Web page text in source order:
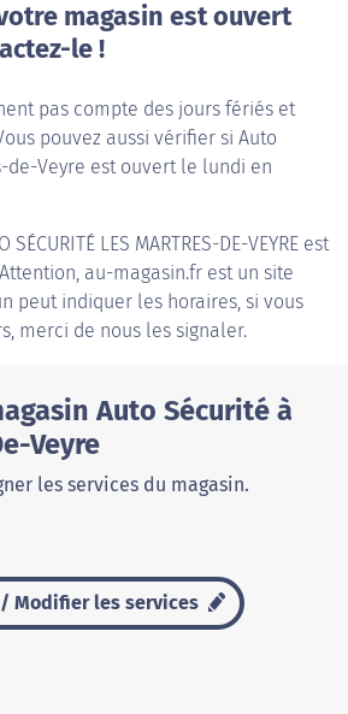
magasin est ouvert
le !
pas compte des jours fériés et
pouvez aussi vérifier si Auto
de-Veyre est ouvert le lundi en
SÉCURITÉ LES MARTRES-DE-VEYRE est
au-magasin.fr est un site
peut indiquer les horaires, si vous
merci de nous les signaler.
Auto Sécurité à
Veyre
les services du magasin.
Modifier les services